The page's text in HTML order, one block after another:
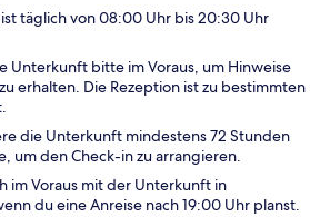
täglich von 08:00 Uhr bis 20:30 Uhr
Unterkunft bitte im Voraus, um Hinweise
erhalten. Die Rezeption ist zu bestimmten
die Unterkunft mindestens 72 Stunden
um den Check-in zu arrangieren.
im Voraus mit der Unterkunft in
du eine Anreise nach 19:00 Uhr planst.